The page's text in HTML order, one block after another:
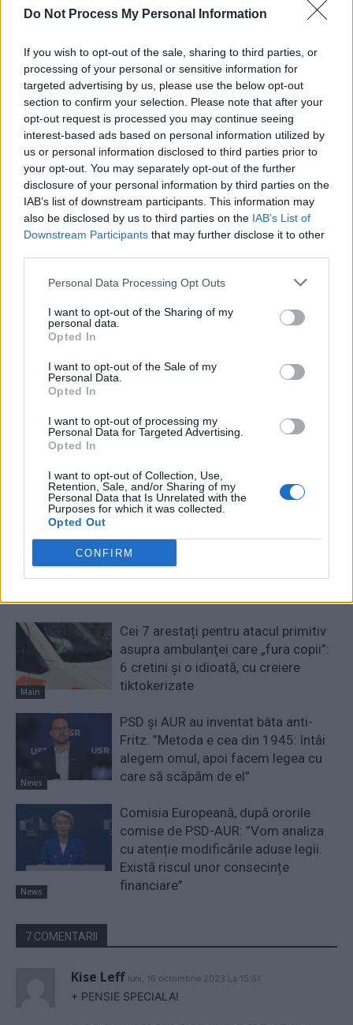
Do Not Process My Personal Information
If you wish to opt-out of the sale, sharing to third parties, or
processing of your personal or sensitive information for
targeted advertising by us, please use the below opt-out
section to confirm your selection. Please note that after your
opt-out request is processed you may continue seeing
interest-based ads based on personal information utilized by
us or personal information disclosed to third parties prior to
your opt-out. You may separately opt-out of the further
disclosure of your personal information by third parties on the
IAB’s list of downstream participants. This information may
also be disclosed by us to third parties on the IAB’s List of
Downstream Participants that may further disclose it to other
Personal Data Processing Opt Outs
I want to opt-out of the Sharing of my
personal data.
Opted In
I want to opt-out of the Sale of my
Personal Data.
Opted In
I want to opt-out of processing my
Personal Data for Targeted Advertising.
Opted In
I want to opt-out of Collection, Use,
Retention, Sale, and/or Sharing of my
Personal Data that Is Unrelated with the
Purposes for which it was collected.
Opted Out
CONFIRM
TAGS antisemitism Aurelian Badulescu
curtea de conturi
gabriela firea
(P) Lovitură de modă pentru
chinos pentru bărbați
Deputații PSD-PNL au votat
pensiile speciale încă 40 de
solicitările Comisiei
Europene”
Main
Cei 7 arestați pentru atacul primitiv
asupra ambulanţei care „fura copii”:
6 cretini și o idioată, cu creiere
tiktokerizate
News
PSD și AUR au inventat bâta anti-
Fritz. ”Metoda e cea din 1945: întâi
alegem omul, apoi facem legea cu
care să scăpăm de el”
News
Comisia Europeană, după ororile
comise de PSD-AUR: ”Vom analiza
cu atenție modificările aduse legii.
Există riscul unor consecințe
financiare”
7 COMENTARII
Kise Leff luni, 16 octombrie 2023 La 15.51
+ PENSIE SPECIALA!